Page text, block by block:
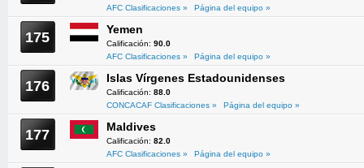
AFC Clasificaciones »
Página del equipo »
175 Yemen
Calificación: 90.0
AFC Clasificaciones »
Página del equipo »
176 Islas Vírgenes Estadounidenses
Calificación: 88.0
CONCACAF Clasificaciones »
Página del equipo »
177 Maldives
Calificación: 82.0
AFC Clasificaciones »
Página del equipo »